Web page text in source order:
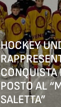
HOCKEY
CONQUISTA
POSTO AL
SALETTA”